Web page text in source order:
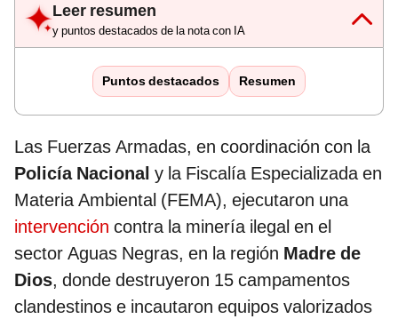
Leer resumen
y puntos destacados de la nota con IA
Puntos destacados Resumen
Las Fuerzas Armadas, en coordinación con la
Policía Nacional y la Fiscalía Especializada en
Materia Ambiental (FEMA), ejecutaron una
intervención contra la minería ilegal en el
sector Aguas Negras, en la región Madre de
Dios, donde destruyeron 15 campamentos
clandestinos e incautaron equipos valorizados